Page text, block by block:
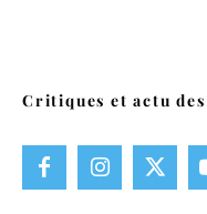
Critiques et actu